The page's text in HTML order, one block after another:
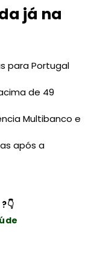
já na
para Portugal
de 49
Multibanco e
após a
👇